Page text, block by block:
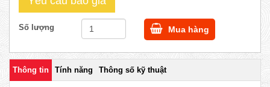
Số lượng Mua hàng
Thông tin Tính năng Thông số kỹ thuật